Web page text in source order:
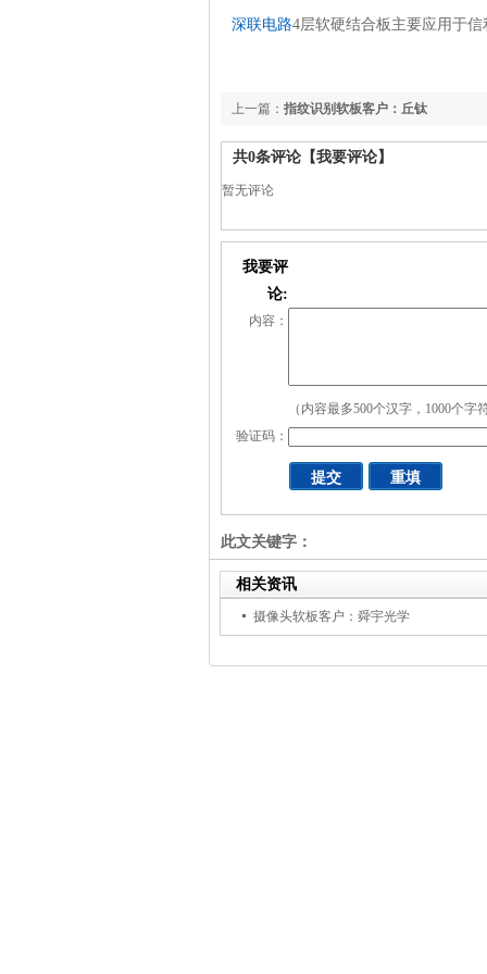
深联电路4层软硬结合板主要应用于
上一篇： 指纹识别软板客户：丘钛
共0条评论 【我要评论】
暂无评论
我要评
论:
内容：
（内容最多500个汉字，1000个字
验证码：
此文关键字：
相关资讯
摄像头软板客户：舜宇光学